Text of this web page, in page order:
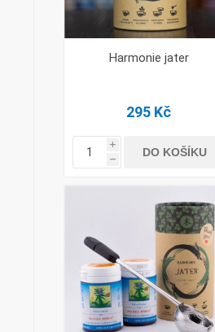
Harmonie jater
295 Kč
i
h
DO KOŠÍKU